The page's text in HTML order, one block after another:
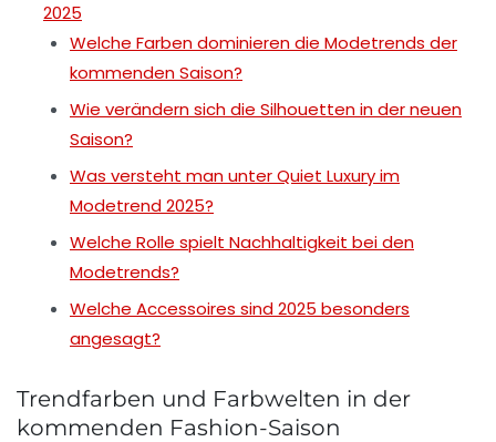
2025
Welche Farben dominieren die Modetrends der
kommenden Saison?
Wie verändern sich die Silhouetten in der neuen
Saison?
Was versteht man unter Quiet Luxury im
Modetrend 2025?
Welche Rolle spielt Nachhaltigkeit bei den
Modetrends?
Welche Accessoires sind 2025 besonders
angesagt?
Trendfarben und Farbwelten in der
kommenden Fashion-Saison